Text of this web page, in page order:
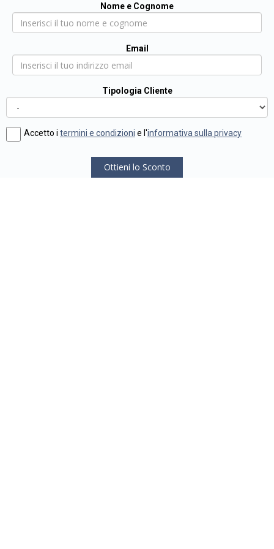
Nome e Cognome
Email
Tipologia Cliente
Accetto i termini e condizioni e l'informativa sulla privacy
Ottieni lo Sconto